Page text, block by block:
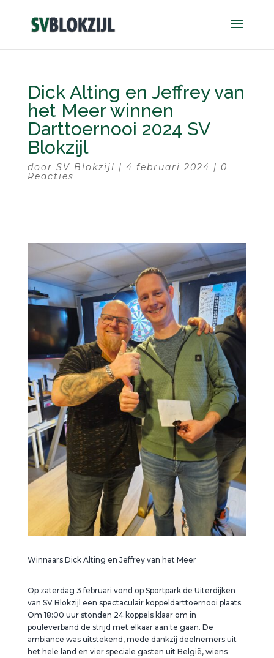
Dick Alting en Jeffrey van
het Meer winnen
Darttoernooi 2024 SV
Blokzijl
door SV Blokzijl | 4 februari 2024 | 0
Reacties
Winnaars Dick Alting en Jeffrey van het Meer
Op zaterdag 3 februari vond op Sportpark de Uiterdijken
van SV Blokzijl een spectaculair koppeldarttoernooi plaats.
Om 18:00 uur stonden 24 koppels klaar om in
pouleverband de strijd met elkaar aan te gaan. De
ambiance was uitstekend, mede dankzij deelnemers uit
het hele land en vier speciale gasten uit België, wiens